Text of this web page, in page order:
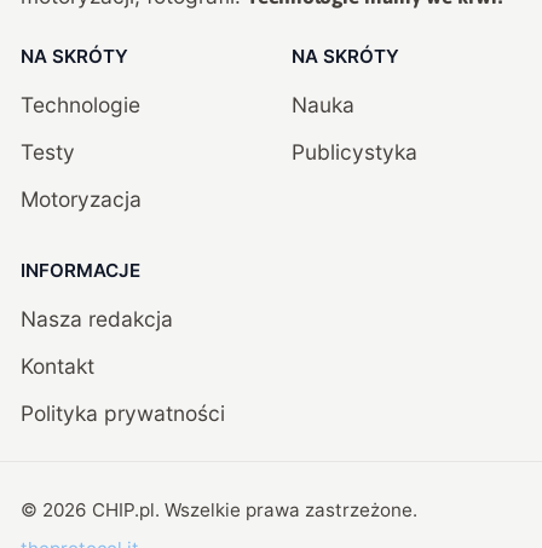
NA SKRÓTY
Technologie
Testy
Motoryzacja
NA SKRÓTY
Nauka
Publicystyka
INFORMACJE
Nasza redakcja
Kontakt
Polityka prywatności
© 2026 CHIP.pl. Wszelkie prawa zastrzeżone.